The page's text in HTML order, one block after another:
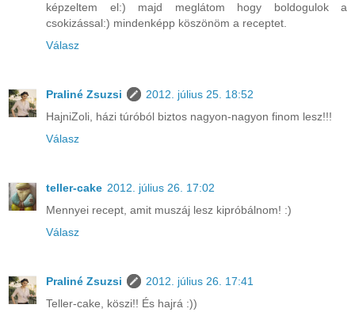
képzeltem el:) majd meglátom hogy boldogulok a
csokizással:) mindenképp köszönöm a receptet.
Válasz
Praliné Zsuzsi
2012. július 25. 18:52
HajniZoli, házi túróból biztos nagyon-nagyon finom lesz!!!
Válasz
teller-cake 2012. július 26. 17:02
Mennyei recept, amit muszáj lesz kipróbálnom! :)
Válasz
Praliné Zsuzsi
2012. július 26. 17:41
Teller-cake, köszi!! És hajrá :))